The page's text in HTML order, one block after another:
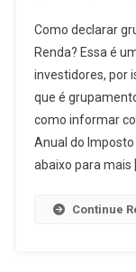
Como declarar
Renda? Essa é
investidores, por
que é
como informar
Anual do Imposto
abaixo para mais
Continue